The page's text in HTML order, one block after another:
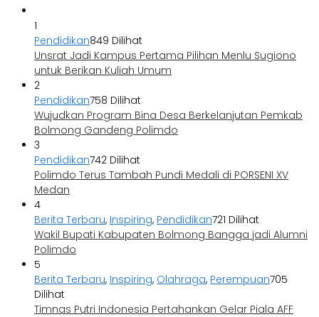
1
Pendidikan849 Dilihat
Unsrat Jadi Kampus Pertama Pilihan Menlu Sugiono
untuk Berikan Kuliah Umum
2
Pendidikan758 Dilihat
Wujudkan Program Bina Desa Berkelanjutan Pemkab
Bolmong Gandeng Polimdo
3
Pendidikan742 Dilihat
Polimdo Terus Tambah Pundi Medali di PORSENI XV
Medan
4
Berita Terbaru, Inspiring, Pendidikan721 Dilihat
Wakil Bupati Kabupaten Bolmong Bangga jadi Alumni
Polimdo
5
Berita Terbaru, Inspiring, Olahraga, Perempuan705
Dilihat
Timnas Putri Indonesia Pertahankan Gelar Piala AFF